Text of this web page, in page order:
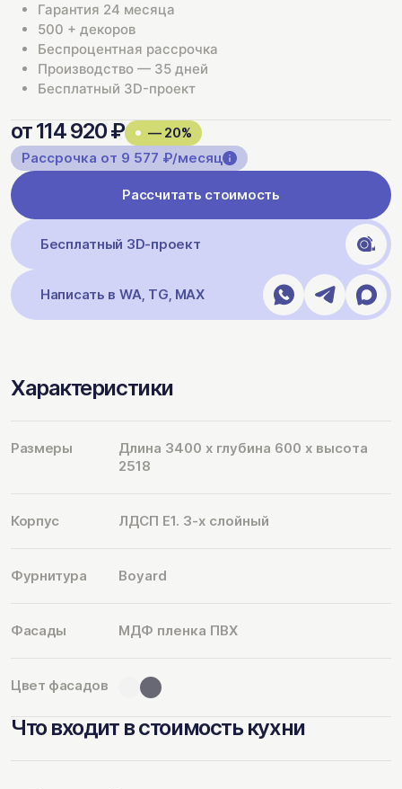
Гарантия 24 месяца
500 + декоров
Беспроцентная рассрочка
Производство — 35 дней
Бесплатный 3D-проект
от 114 920 ₽
— 20%
Рассрочка от 9 577 ₽/месяц
Рассчитать стоимость
Бесплатный 3D-проект
Написать в WA, TG, MAX
Характеристики
Размеры
Длина 3400 х глубина 600 х высота
2518
Корпус ЛДСП Е1. 3-х слойный
Фурнитура Boyard
Фасады МДФ пленка ПВХ
Цвет фасадов
Что входит в стоимость кухни